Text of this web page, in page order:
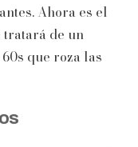
Ahora es el
tratará de un
que roza las